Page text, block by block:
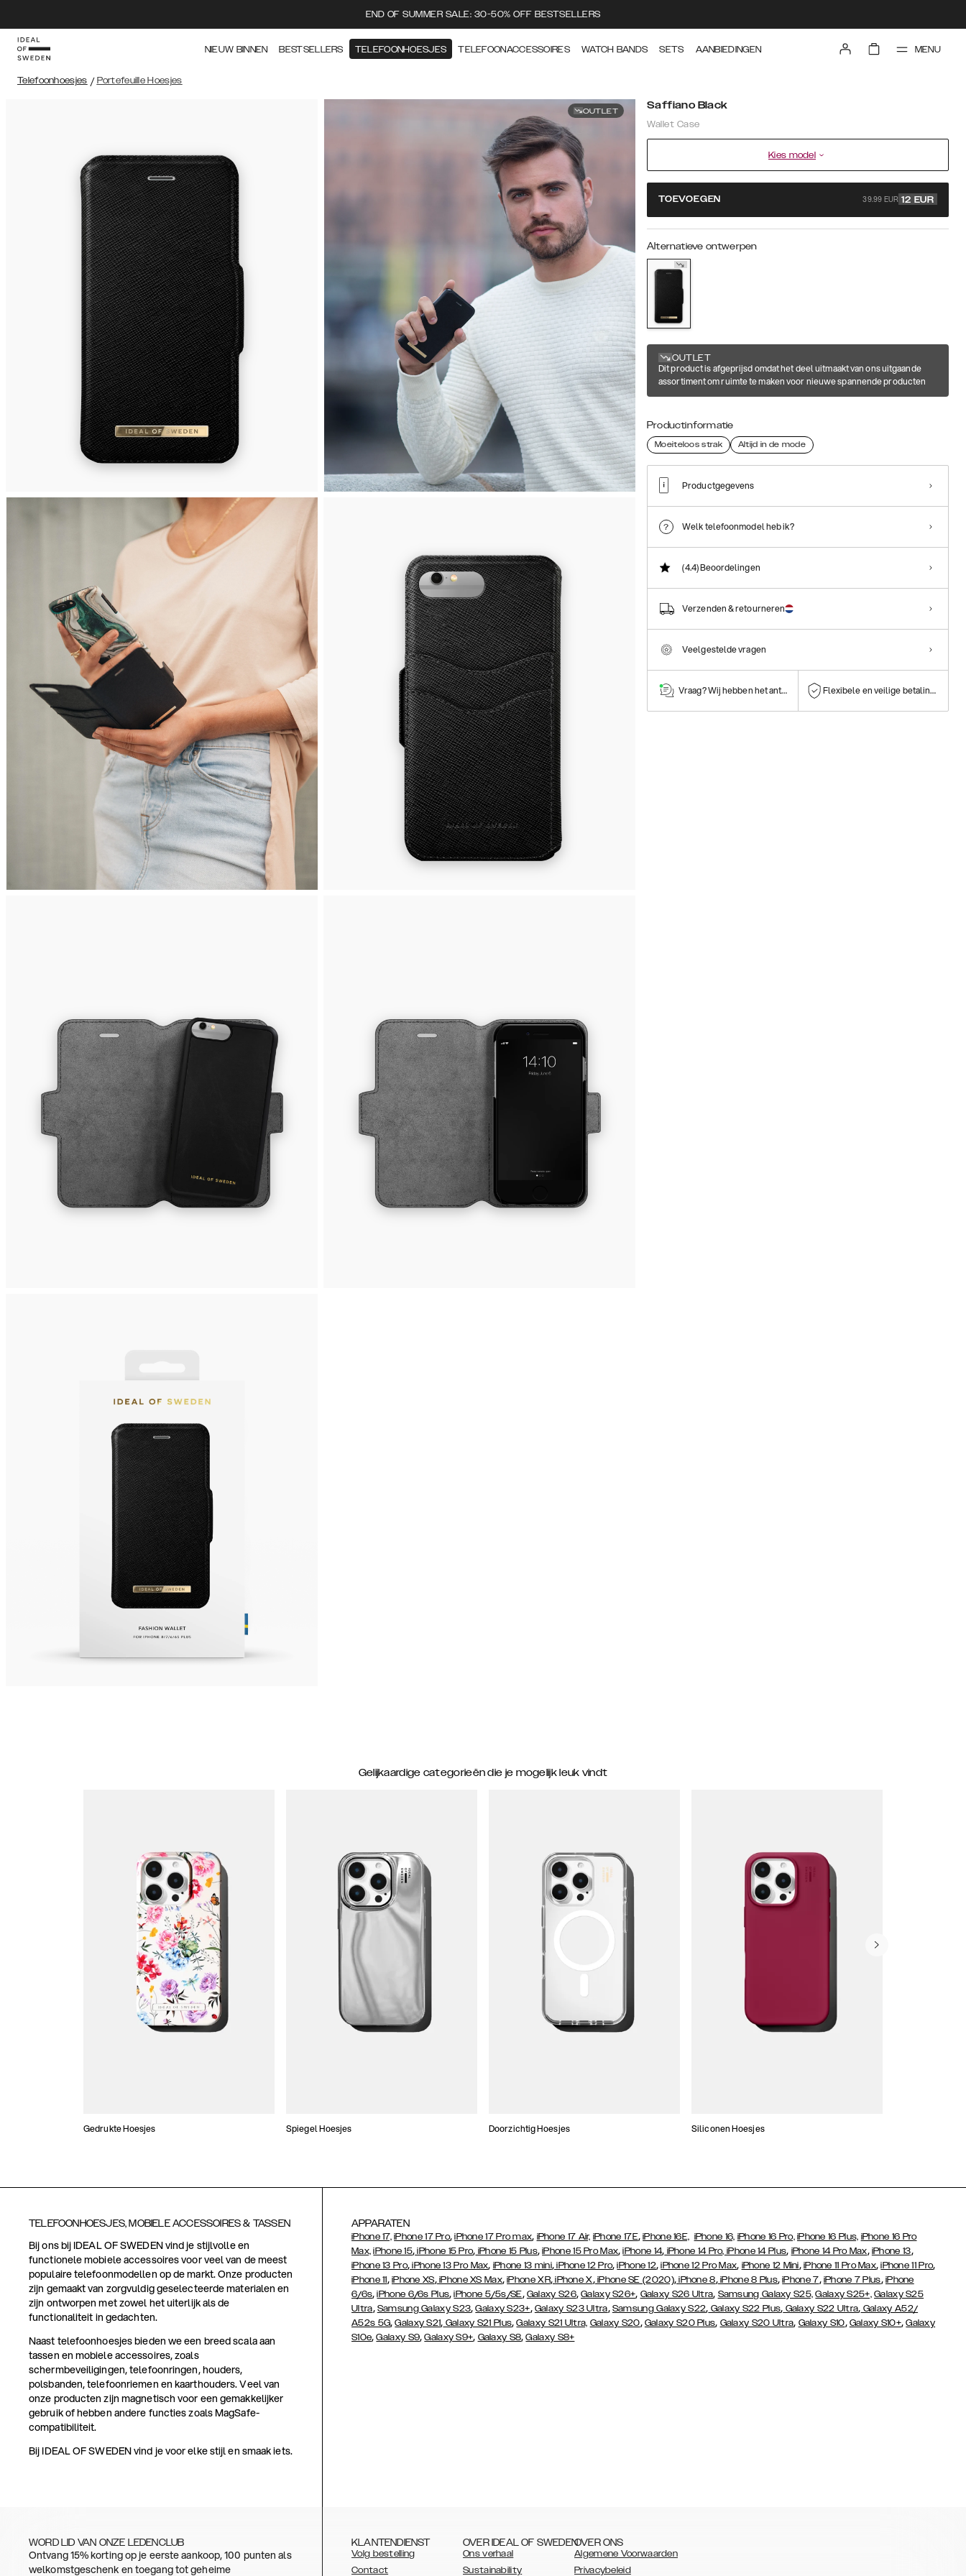
END OF SUMMER SALE: 30-50% OFF BESTSELLERS
NIEUW BINNEN BESTSELLERS TELEFOONHOESJES TELEFOONACCESSOIRES WATCH BANDS SETS AANBIEDINGEN MENU
Telefoonhoesjes / Portefeuille Hoesjes
OUTLET Saffiano Black
Wallet Case
Kies model
TOEVOEGEN 39.99 EUR 12 EUR
Alternatieve ontwerpen
OUTLET
Dit product is afgeprijsd omdat het deel uitmaakt van ons uitgaande
assortiment om ruimte te maken voor nieuwe spannende producten
Productinformatie
Moeiteloos strak Altijd in de mode
Productgegevens
Welk telefoonmodel heb ik?
(4.4)Beoordelingen
Verzenden & retourneren
Veelgestelde vragen
Vraag? Wij hebben het antwoord! Flexibele en veilige betalingen
Gelijkaardige categorieën die je mogelijk leuk vindt
Gedrukte Hoesjes Spiegel Hoesjes Doorzichtig Hoesjes Siliconen Hoesjes
TELEFOONHOESJES, MOBIELE ACCESSOIRES & TASSEN
Bij ons bij IDEAL OF SWEDEN vind je stijlvolle en
functionele mobiele accessoires voor veel van de meest
populaire telefoonmodellen op de markt. Onze producten
zijn gemaakt van zorgvuldig geselecteerde materialen en
zijn ontworpen met zowel het uiterlijk als de
functionaliteit in gedachten.
Naast telefoonhoesjes bieden we een breed scala aan
tassen en mobiele accessoires, zoals
schermbeveiligingen, telefoonringen, houders,
polsbanden, telefoonriemen en kaarthouders. Veel van
onze producten zijn magnetisch voor een gemakkelijker
gebruik of hebben andere functies zoals MagSafe-
compatibiliteit.
Bij IDEAL OF SWEDEN vind je voor elke stijl en smaak iets.
APPARATEN
iPhone 17, iPhone 17 Pro,iPhone 17 Pro max, iPhone 17 Air, iPhone 17E,iPhone 16E, iPhone 16, iPhone 16 Pro, iPhone 16 Plus, iPhone 16 Pro
Max, iPhone 15, iPhone 15 Pro, iPhone 15 Plus,iPhone 15 Pro Max,iPhone 14, iPhone 14 Pro, iPhone 14 Plus, iPhone 14 Pro Max, iPhone 13,
iPhone 13 Pro, iPhone 13 Pro Max, iPhone 13 mini,iPhone 12 Pro,iPhone 12,iPhone 12 Pro Max, iPhone 12 Mini, iPhone 11 Pro Max,iPhone 11 Pro,
iPhone 11, iPhone XS,iPhone XS Max,iPhone XR,iPhone X,iPhone SE (2020),iPhone 8,iPhone 8 Plus,iPhone 7, iPhone 7 Plus, iPhone
6/6s,iPhone 6/6s Plus,iPhone 5/5s/SE, Galaxy S26,Galaxy S26+, Galaxy S26 Ultra, Samsung Galaxy S25, Galaxy S25+, Galaxy S25
Ultra, Samsung Galaxy S23,Galaxy S23+, Galaxy S23 Ultra, Samsung Galaxy S22, Galaxy S22 Plus, Galaxy S22 Ultra, Galaxy A52/
A52s 5G,Galaxy S21, Galaxy S21 Plus,Galaxy S21 Ultra, Galaxy S20, Galaxy S20 Plus, Galaxy S20 Ultra, Galaxy S10, Galaxy S10+,Galaxy
S10e,Galaxy S9,Galaxy S9+, Galaxy S8,Galaxy S8+
WORD LID VAN ONZE LEDENCLUB
Ontvang 15% korting op je eerste aankoop, 100 punten als
welkomstgeschenk en toegang tot geheime
KLANTENDIENST
Volg bestelling
Contact
OVER IDEAL OF SWEDEN
Ons verhaal
Sustainability
OVER ONS
Algemene Voorwaarden
Privacybeleid